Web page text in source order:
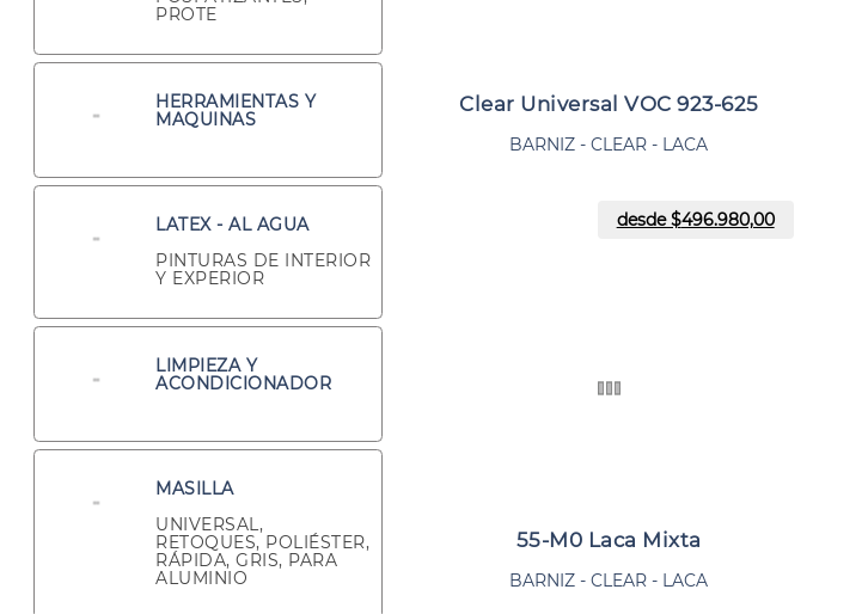
PROTE
HERRAMIENTAS Y
MAQUINAS
LATEX - AL AGUA
PINTURAS DE INTERIOR
Y EXPERIOR
LIMPIEZA Y
ACONDICIONADOR
MASILLA
UNIVERSAL,
RETOQUES, POLIÉSTER,
RÁPIDA, GRIS, PARA
ALUMINIO
Clear Universal VOC 923-625
BARNIZ - CLEAR - LACA
desde $496.980,00
55-M0 Laca Mixta
BARNIZ - CLEAR - LACA